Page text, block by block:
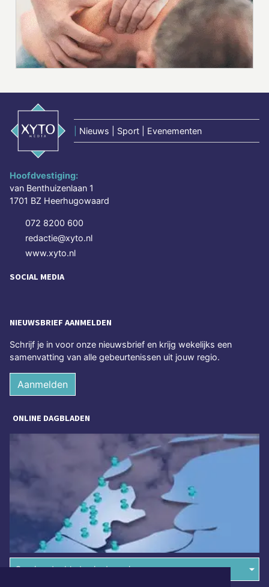
Nieuws | Sport | Evenementen
Hoofdvestiging:
van Benthuizenlaan 1
1701 BZ Heerhugowaard
072 8200 600
redactie@xyto.nl
www.xyto.nl
SOCIAL MEDIA
NIEUWSBRIEF AANMELDEN
Schrijf je in voor onze nieuwsbrief en krijg wekelijks een
samenvatting van alle gebeurtenissen uit jouw regio.
Aanmelden
ONLINE DAGBLADEN
Overige dagbladen in de regio